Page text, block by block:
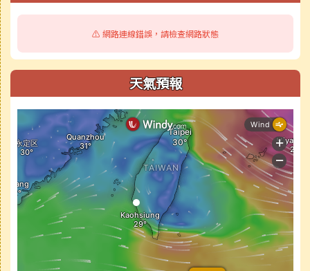
⚠️ 網路連線錯誤，請檢查網路狀態
天氣預報